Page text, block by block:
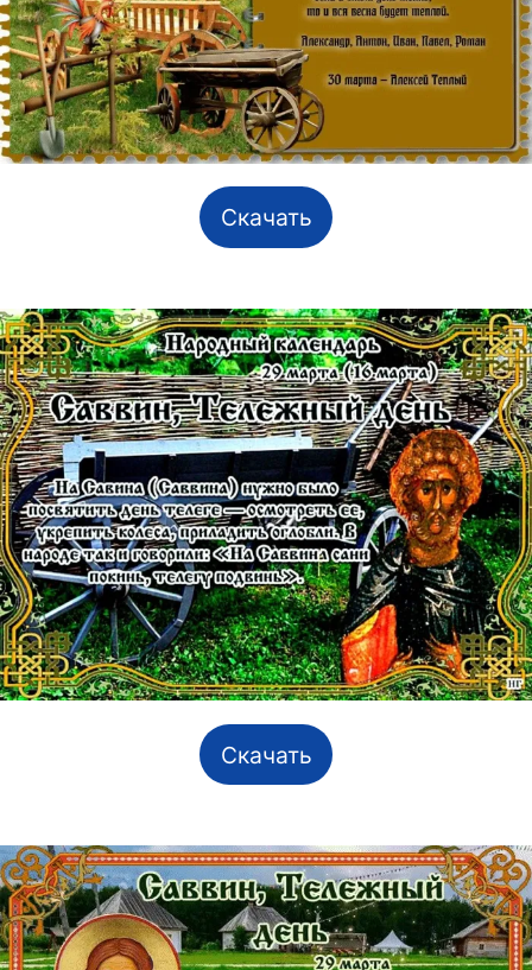
Скачать
Скачать